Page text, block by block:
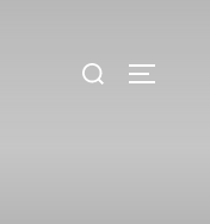
Rechercher :